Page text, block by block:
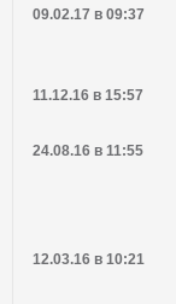
09.02.17 в 09:37
11.12.16 в 15:57
24.08.16 в 11:55
12.03.16 в 10:21